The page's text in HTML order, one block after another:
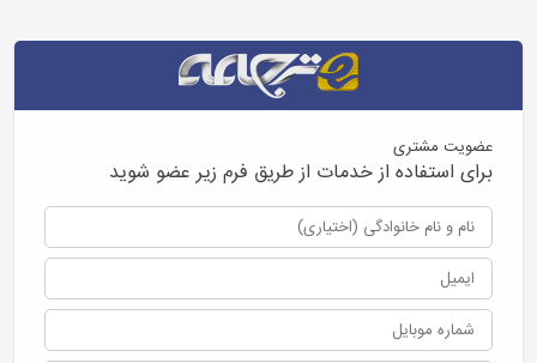
عضویت مشتری
برای استفاده از خدمات از طریق فرم زیر عضو شوید